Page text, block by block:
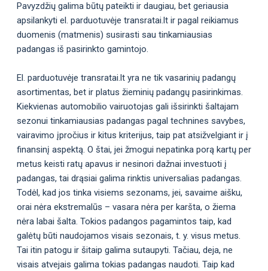
Pavyzdžių galima būtų pateikti ir daugiau, bet geriausia
apsilankyti el. parduotuvėje transratai.lt ir pagal reikiamus
duomenis (matmenis) susirasti sau tinkamiausias
padangas iš pasirinkto gamintojo.
El. parduotuvėje transratai.lt yra ne tik vasarinių padangų
asortimentas, bet ir platus žieminių padangų pasirinkimas.
Kiekvienas automobilio vairuotojas gali išsirinkti šaltajam
sezonui tinkamiausias padangas pagal technines savybes,
vairavimo įpročius ir kitus kriterijus, taip pat atsižvelgiant ir į
finansinį aspektą. O štai, jei žmogui nepatinka porą kartų per
metus keisti ratų apavus ir nesinori dažnai investuoti į
padangas, tai drąsiai galima rinktis universalias padangas.
Todėl, kad jos tinka visiems sezonams, jei, savaime aišku,
orai nėra ekstremalūs – vasara nėra per karšta, o žiema
nėra labai šalta. Tokios padangos pagamintos taip, kad
galėtų būti naudojamos visais sezonais, t. y. visus metus.
Tai itin patogu ir šitaip galima sutaupyti. Tačiau, deja, ne
visais atvejais galima tokias padangas naudoti. Taip kad